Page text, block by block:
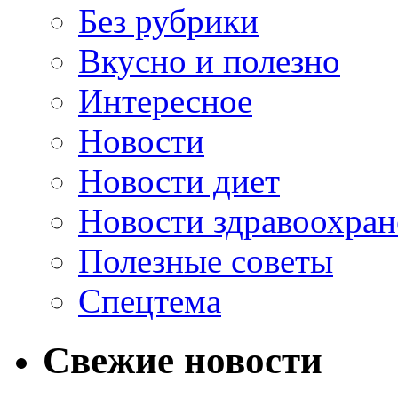
Без рубрики
Вкусно и полезно
Интересное
Новости
Новости диет
Новости
Полезные советы
Спецтема
Свежие новости